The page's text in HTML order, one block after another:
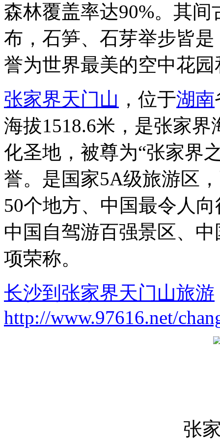
森林覆盖率达90%。其
布，石笋、石芽举步皆
誉为世界最美的空中花
张家界天门山 ，位于湖南
海拔1518.6米，是张家
化圣地，被尊为“张家界
誉。是国家5A级旅游区
50个地方、中国最令人
中国自驾游百强景区、
项荣称。
长沙到张家界天门山旅游
http://www.97616.net/
张